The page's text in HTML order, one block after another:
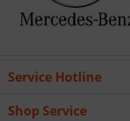
Service Hotline
Shop Service